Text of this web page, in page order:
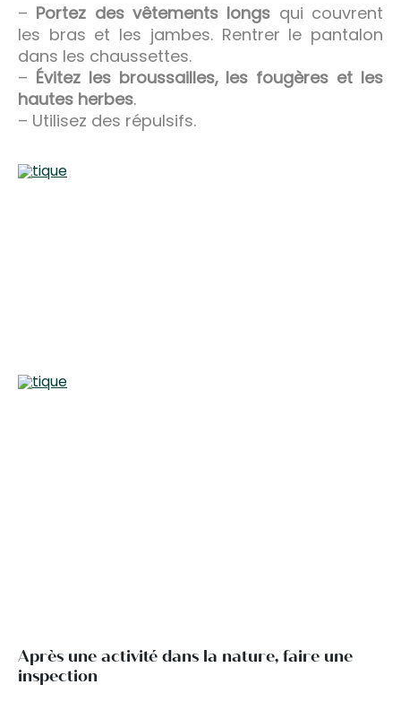
– Portez des vêtements longs qui couvrent
les bras et les jambes. Rentrer le pantalon
dans les chaussettes.
– Évitez les broussailles, les fougères et les
hautes herbes.
– Utilisez des répulsifs.
Après une activité dans la nature, faire une
inspection